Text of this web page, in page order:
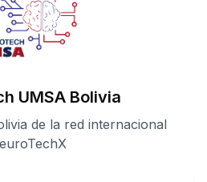
UMSA Bolivia
de la red internacional